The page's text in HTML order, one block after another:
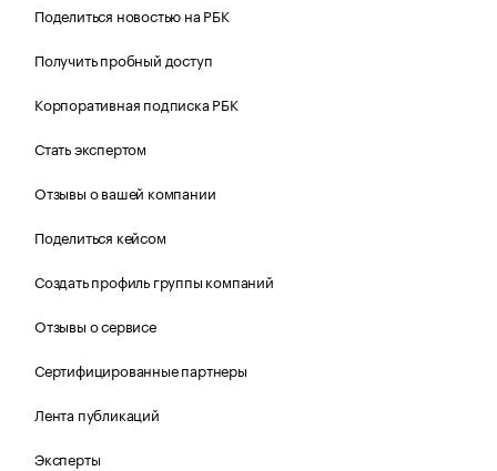
Поделиться новостью на РБК
Получить пробный доступ
Корпоративная подписка РБК
Стать экспертом
Отзывы о вашей компании
Поделиться кейсом
Создать профиль группы компаний
Отзывы о сервисе
Сертифицированные партнеры
Лента публикаций
Эксперты